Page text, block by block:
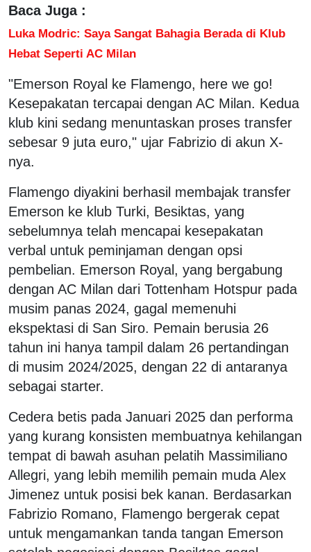
Baca Juga :
Luka Modric: Saya Sangat Bahagia Berada di Klub
Hebat Seperti AC Milan
"Emerson Royal ke Flamengo, here we go!
Kesepakatan tercapai dengan AC Milan. Kedua
klub kini sedang menuntaskan proses transfer
sebesar 9 juta euro," ujar Fabrizio di akun X-
nya.
Flamengo diyakini berhasil membajak transfer
Emerson ke klub Turki, Besiktas, yang
sebelumnya telah mencapai kesepakatan
verbal untuk peminjaman dengan opsi
pembelian. Emerson Royal, yang bergabung
dengan AC Milan dari Tottenham Hotspur pada
musim panas 2024, gagal memenuhi
ekspektasi di San Siro. Pemain berusia 26
tahun ini hanya tampil dalam 26 pertandingan
di musim 2024/2025, dengan 22 di antaranya
sebagai starter.
Cedera betis pada Januari 2025 dan performa
yang kurang konsisten membuatnya kehilangan
tempat di bawah asuhan pelatih Massimiliano
Allegri, yang lebih memilih pemain muda Alex
Jimenez untuk posisi bek kanan. Berdasarkan
Fabrizio Romano, Flamengo bergerak cepat
untuk mengamankan tanda tangan Emerson